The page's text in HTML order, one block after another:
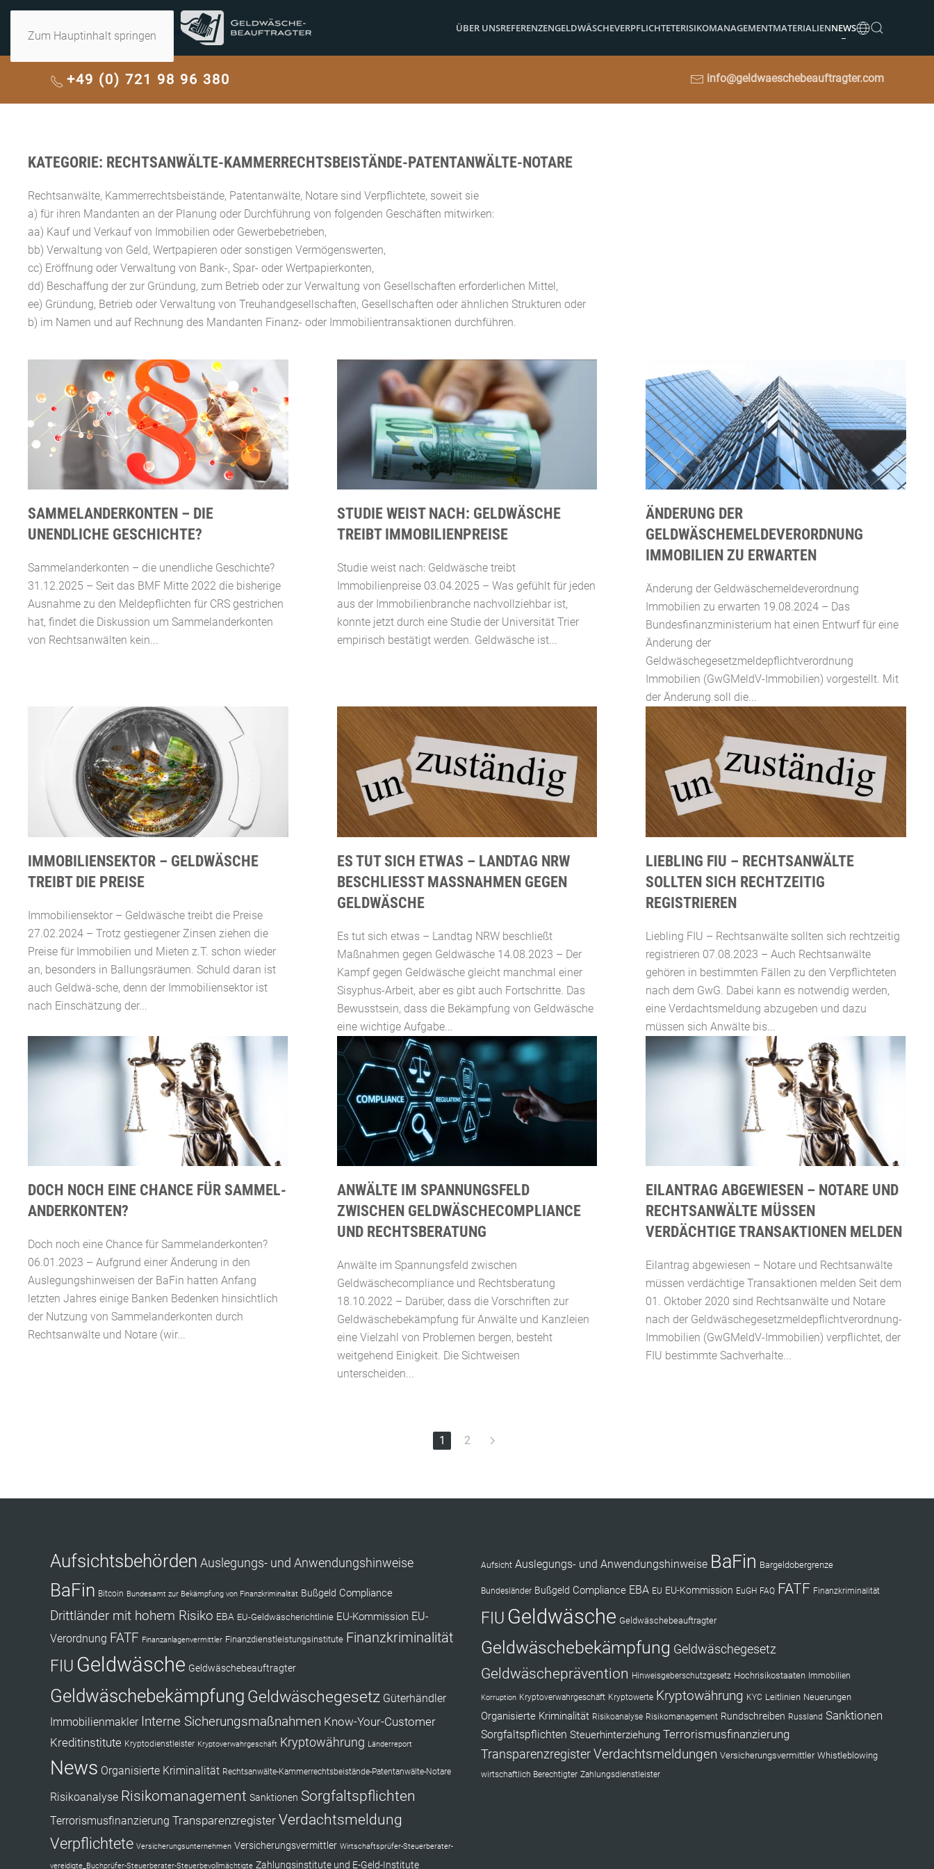
Zum Hauptinhalt springen
ÜBER UNSREFERENZENGELDWÄSCHEVERPFLICHTETERISIKOMANAGEMENTMATERIALIENNEWS
+49 (0) 721 98 96 380 info@geldwaeschebeauftragter.com
KATEGORIE: RECHTSANWÄLTE-KAMMERRECHTSBEISTÄNDE-PATENTANWÄLTE-NOTARE
Rechtsanwälte, Kammerrechtsbeistände, Patentanwälte, Notare sind Verpflichtete, soweit sie
a) für ihren Mandanten an der Planung oder Durchführung von folgenden Geschäften mitwirken:
aa) Kauf und Verkauf von Immobilien oder Gewerbebetrieben,
bb) Verwaltung von Geld, Wertpapieren oder sonstigen Vermögenswerten,
cc) Eröffnung oder Verwaltung von Bank-, Spar- oder Wertpapierkonten,
dd) Beschaffung der zur Gründung, zum Betrieb oder zur Verwaltung von Gesellschaften erforderlichen Mittel,
ee) Gründung, Betrieb oder Verwaltung von Treuhandgesellschaften, Gesellschaften oder ähnlichen Strukturen oder
b) im Namen und auf Rechnung des Mandanten Finanz- oder Immobilientransaktionen durchführen.
SAMMELANDERKONTEN – DIE
UNENDLICHE GESCHICHTE?
Sammelanderkonten – die unendliche Geschichte?
31.12.2025 – Seit das BMF Mitte 2022 die bisherige
Ausnahme zu den Meldepflichten für CRS gestrichen
hat, findet die Diskussion um Sammelanderkonten
von Rechtsanwälten kein...
STUDIE WEIST NACH: GELDWÄSCHE
TREIBT IMMOBILIENPREISE
Studie weist nach: Geldwäsche treibt
Immobilienpreise 03.04.2025 – Was gefühlt für jeden
aus der Immobilienbranche nachvollziehbar ist,
konnte jetzt durch eine Studie der Universität Trier
empirisch bestätigt werden. Geldwäsche ist...
ÄNDERUNG DER
GELDWÄSCHEMELDEVERORDNUNG
IMMOBILIEN ZU ERWARTEN
Änderung der Geldwäschemeldeverordnung
Immobilien zu erwarten 19.08.2024 – Das
Bundesfinanzministerium hat einen Entwurf für eine
Änderung der
Geldwäschegesetzmeldepflichtverordnung
Immobilien (GwGMeldV-Immobilien) vorgestellt. Mit
der Änderung soll die...
IMMOBILIENSEKTOR – GELDWÄSCHE
TREIBT DIE PREISE
Immobiliensektor – Geldwäsche treibt die Preise
27.02.2024 – Trotz gestiegener Zinsen ziehen die
Preise für Immobilien und Mieten z.T. schon wieder
an, besonders in Ballungsräumen. Schuld daran ist
auch Geldwä-sche, denn der Immobiliensektor ist
nach Einschätzung der...
ES TUT SICH ETWAS – LANDTAG NRW
BESCHLIESST MASSNAHMEN GEGEN GE
LDWÄSCHE
Es tut sich etwas – Landtag NRW beschließt
Maßnahmen gegen Geldwäsche 14.08.2023 – Der
Kampf gegen Geldwäsche gleicht manchmal einer
Sisyphus-Arbeit, aber es gibt auch Fortschritte. Das
Bewusstsein, dass die Bekämpfung von Geldwäsche
eine wichtige Aufgabe...
LIEBLING FIU – RECHTSANWÄLTE
SOLLTEN SICH RECHTZEITIG
REGISTRIEREN
Liebling FIU – Rechtsanwälte sollten sich rechtzeitig
registrieren 07.08.2023 – Auch Rechtsanwälte
gehören in bestimmten Fällen zu den Verpflichteten
nach dem GwG. Dabei kann es notwendig werden,
eine Verdachtsmeldung abzugeben und dazu
müssen sich Anwälte bis...
DOCH NOCH EINE CHANCE FÜR SAMMEL-
ANDERKONTEN?
Doch noch eine Chance für Sammelanderkonten?
06.01.2023 – Aufgrund einer Änderung in den
Auslegungshinweisen der BaFin hatten Anfang
letzten Jahres einige Banken Bedenken hinsichtlich
der Nutzung von Sammelanderkonten durch
Rechtsanwälte und Notare (wir...
ANWÄLTE IM SPANNUNGSFELD
ZWISCHEN GELDWÄSCHECOMPLIANCE
UND RECHTSBERATUNG
Anwälte im Spannungsfeld zwischen
Geldwäschecompliance und Rechtsberatung
18.10.2022 – Darüber, dass die Vorschriften zur
Geldwäschebekämpfung für Anwälte und Kanzleien
eine Vielzahl von Problemen bergen, besteht
weitgehend Einigkeit. Die Sichtweisen
unterscheiden...
EILANTRAG ABGEWIESEN – NOTARE UND
RECHTSANWÄLTE MÜSSEN
VERDÄCHTIGE TRANSAKTIONEN MELDEN
Eilantrag abgewiesen – Notare und Rechtsanwälte
müssen verdächtige Transaktionen melden Seit dem
01. Oktober 2020 sind Rechtsanwälte und Notare
nach der Geldwäschegesetzmeldepflichtverordnung-
Immobilien (GwGMeldV-Immobilien) verpflichtet, der
FIU bestimmte Sachverhalte...
1 2
Aufsichtsbehörden Auslegungs- und Anwendungshinweise
BaFin Bitcoin Bundesamt zur Bekämpfung von Finanzkriminalität Bußgeld Compliance
Drittländer mit hohem Risiko EBA EU-Geldwäscherichtlinie EU-Kommission EU-
Verordnung FATF Finanzanlagenvermittler Finanzdienstleistungsinstitute Finanzkriminalität
FIU Geldwäsche Geldwäschebeauftragter
Geldwäschebekämpfung Geldwäschegesetz Güterhändler
Immobilienmakler Interne Sicherungsmaßnahmen Know-Your-Customer
Kreditinstitute Kryptodienstleister Kryptoverwahrgeschäft Kryptowährung Länderreport
News Organisierte Kriminalität Rechtsanwälte-Kammerrechtsbeistände-Patentanwälte-Notare
Risikoanalyse Risikomanagement Sanktionen Sorgfaltspflichten
Terrorismusfinanzierung Transparenzregister Verdachtsmeldung
Verpflichtete Versicherungsunternehmen Versicherungsvermittler Wirtschaftsprüfer-Steuerberater-
vereidigte_Buchprüfer-Steuerberater-Steuerbevollmächtigte Zahlungsinstitute und E-Geld-Institute
Aufsicht Auslegungs- und Anwendungshinweise BaFin Bargeldobergrenze
Bundesländer Bußgeld Compliance EBA EU EU-Kommission EuGH FAQ FATF Finanzkriminalität
FIU Geldwäsche Geldwäschebeauftragter
Geldwäschebekämpfung Geldwäschegesetz
Geldwäscheprävention Hinweisgeberschutzgesetz Hochrisikostaaten Immobilien
Korruption Kryptoverwahrgeschäft Kryptowerte Kryptowährung KYC Leitlinien Neuerungen
Organisierte Kriminalität Risikoanalyse Risikomanagement Rundschreiben Russland Sanktionen
Sorgfaltspflichten Steuerhinterziehung Terrorismusfinanzierung
TransparenzregisterVerdachtsmeldungen Versicherungsvermittler Whistleblowing
wirtschaftlich Berechtigter Zahlungsdienstleister